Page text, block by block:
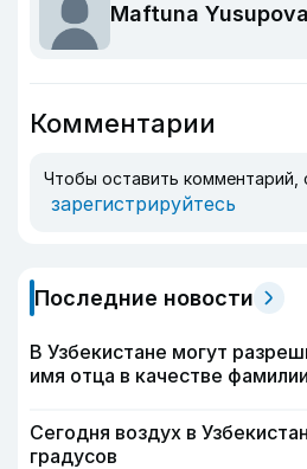
Maftuna Yusupova
Комментарии
Чтобы оставить комментарий,
зарегистрируйтесь
Последние новости
В Узбекистане могут
имя отца в качестве
Сегодня воздух в
градусов